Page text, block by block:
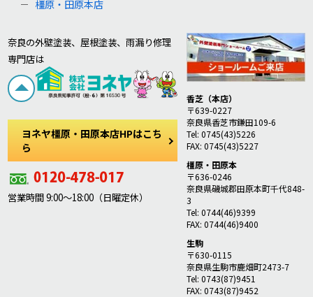
橿原・田原本店
奈良の外壁塗装、屋根塗装、雨漏り修理
専門店は
ヨネヤ橿原・田原本店HPはこち
ら
営業時間 9:00～18:00（日曜定休）
香芝（本店）
〒639-0227
奈良県香芝市鎌田109-6
Tel: 0745(43)5226
FAX: 0745(43)5227
橿原・田原本
〒636-0246
奈良県磯城郡田原本町千代848-
3
Tel: 0744(46)9399
FAX: 0744(46)9400
生駒
〒630-0115
奈良県生駒市鹿畑町2473-7
Tel: 0743(87)9451
FAX: 0743(87)9452